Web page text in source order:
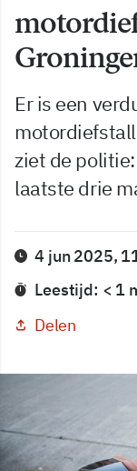
Er is een
ziet de
laatste drie
4 jun 2025,
Leestijd: < 1
Delen